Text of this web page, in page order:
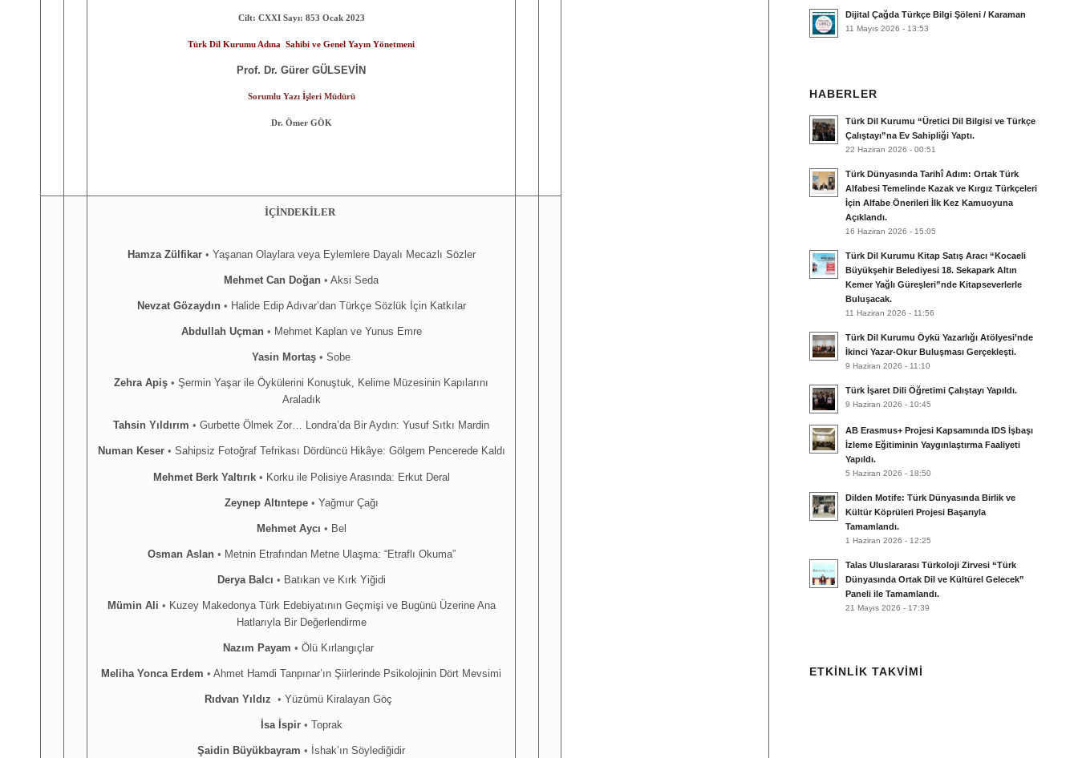
Cilt: CXXI Sayı: 853 Ocak 2023
Türk Dil Kurumu Adına Sahibi ve Genel Yayın Yönetmeni
Prof. Dr. Gürer GÜLSEVİN
Sorumlu Yazı İşleri Müdürü
Dr. Ömer GÖK
İÇİNDEKİLER
Hamza Zülfikar• Yaşanan Olaylara veya Eylemlere Dayalı Mecazlı Sözler
Mehmet Can Doğan • Aksi Seda
Nevzat Gözaydın• Halide Edip Adıvar’dan Türkçe Sözlük İçin Katkılar
Abdullah Uçman• Mehmet Kaplan ve Yunus Emre
Yasin Mortaş • Sobe
Zehra Apiş • Şermin Yaşar ile Öykülerini Konuştuk, Kelime Müzesinin Kapılarını
Araladık
Tahsin Yıldırım • Gurbette Ölmek Zor… Londra’da Bir Aydın: Yusuf Sıtkı Mardin
Numan Keser• Sahipsiz Fotoğraf Tefrikası Dördüncü Hikâye: Gölgem Pencerede Kaldı
Mehmet Berk Yaltırık• Korku ile Polisiye Arasında: Erkut Deral
Zeynep Altıntepe• Yağmur Çağı
Mehmet Aycı • Bel
Osman Aslan• Metnin Etrafından Metne Ulaşma: “Etraflı Okuma”
Derya Balcı • Batıkan ve Kırk Yiğidi
Mümin Ali • Kuzey Makedonya Türk Edebiyatının Geçmişi ve Bugünü Üzerine Ana
Hatlarıyla Bir Değerlendirme
Nazım Payam • Ölü Kırlangıçlar
Meliha Yonca Erdem • Ahmet Hamdi Tanpınar’ın Şiirlerinde Psikolojinin Dört Mevsimi
Rıdvan Yıldız • Yüzümü Kiralayan Göç
İsa İspir• Toprak
Şaidin Büyükbayram • İshak’ın Söylediğidir
Dijital Çağda Türkçe Bilgi Şöleni / Karaman
11 Mayıs 2026 - 13:53
HABERLER
Türk Dil Kurumu “Üretici Dil Bilgisi ve Türkçe
Çalıştayı”na Ev Sahipliği Yaptı.
22 Haziran 2026 - 00:51
Türk Dünyasında Tarihî Adım: Ortak Türk
Alfabesi Temelinde Kazak ve Kırgız Türkçeleri
İçin Alfabe Önerileri İlk Kez Kamuoyuna
Açıklandı.
16 Haziran 2026 - 15:05
Türk Dil Kurumu Kitap Satış Aracı “Kocaeli
Büyükşehir Belediyesi 18. Sekapark Altın
Kemer Yağlı Güreşleri”nde Kitapseverlerle
Buluşacak.
11 Haziran 2026 - 11:56
Türk Dil Kurumu Öykü Yazarlığı Atölyesi’nde
İkinci Yazar-Okur Buluşması Gerçekleşti.
9 Haziran 2026 - 11:10
Türk İşaret Dili Öğretimi Çalıştayı Yapıldı.
9 Haziran 2026 - 10:45
AB Erasmus+ Projesi Kapsamında IDS İşbaşı
İzleme Eğitiminin Yaygınlaştırma Faaliyeti
Yapıldı.
5 Haziran 2026 - 18:50
Dilden Motife: Türk Dünyasında Birlik ve
Kültür Köprüleri Projesi Başarıyla
Tamamlandı.
1 Haziran 2026 - 12:25
Talas Uluslararası Türkoloji Zirvesi “Türk
Dünyasında Ortak Dil ve Kültürel Gelecek”
Paneli ile Tamamlandı.
21 Mayıs 2026 - 17:39
ETKINLIK TAKVIMI